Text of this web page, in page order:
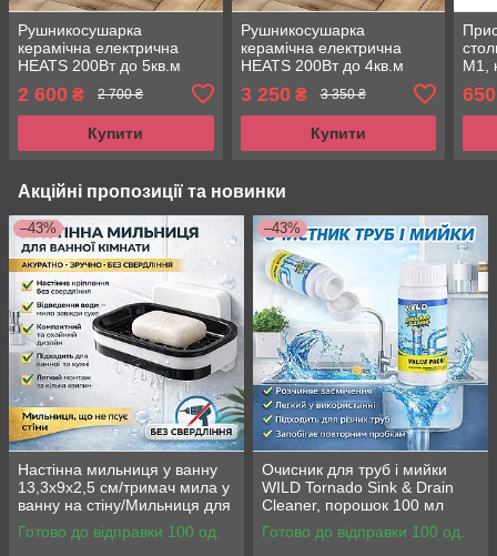
Рушникосушарка
керамічна електрична
HEATS 200Вт до 5кв.м
Stone/Бежевий під монтаж
2 600 ₴ 2 700 ₴
Купити
Рушникосушарка
керамічна електрична
HEATS 200Вт до 4кв.м
терморегулятором
3 250₴ 3 350 ₴
Купити
M1,
650
Акційні пропозиції та новинки
–43%
Настінна мильниця у ванну
13,3х9х2,5 см/тримач мила у
ванну на стіну/Мильниця для
твердого мила
Готово до відправки 100 од.
–43%
Очисник для труб і мийки
WILD Tornado Sink & Drain
Cleaner, порошок 100 мл
Готово до відправки 100 од.